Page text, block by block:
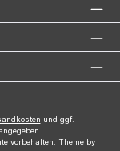
und ggf.
vorbehalten. Theme by